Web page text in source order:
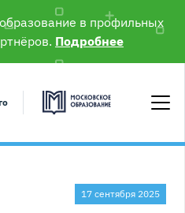
в профильных
Подробнее
17 сентября 2025